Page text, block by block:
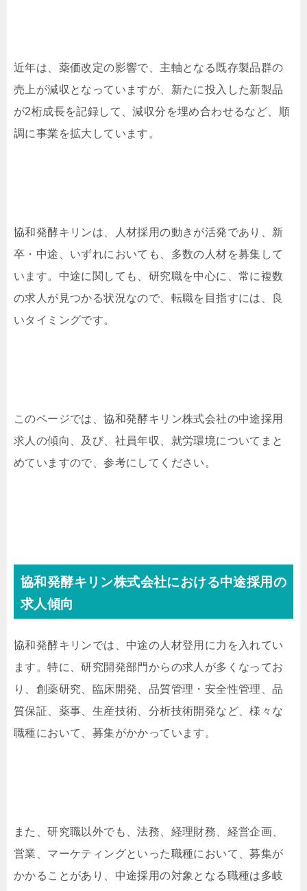
近年は、薬価改定の影響で、主軸となる既存製品群の
売上が減収となっていますが、新たに投入した新製品
が2桁成長を記録して、減収分を埋め合わせるなど、順
調に事業を拡大しています。
協和発酵キリンは、人材採用の動きが活発であり、新
卒・中途、いずれにおいても、多数の人材を募集して
います。中途に関しても、研究職を中心に、常に複数
の求人が見つかる状況なので、転職を目指すには、良
いタイミングです。
このページでは、協和発酵キリン株式会社の中途採用
求人の傾向、及び、社員年収、就労環境についてまと
めていますので、参考にしてください。
協和発酵キリン株式会社における中途採用の
求人傾向
協和発酵キリンでは、中途の人材登用に力を入れてい
ます。特に、研究開発部門からの求人が多くなってお
り、創薬研究、臨床開発、品質管理・安全性管理、品
質保証、薬事、生産技術、分析技術開発など、様々な
職種において、募集がかかっています。
また、研究職以外でも、法務、経理財務、経営企画、
営業、マーケティングといった職種において、募集が
かかることがあり、中途採用の対象となる職種は多岐